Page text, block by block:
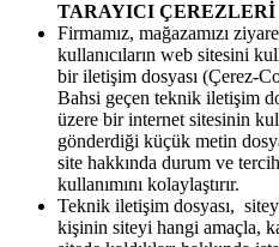
TARAYICI ÇEREZLERİ
Firmamız, mağazamızı
kullanıcıların web sitesini
bir iletişim dosyası (Çerez-
Bahsi geçen teknik iletişim
üzere bir internet sitesinin
gönderdiği küçük metin
site hakkında durum ve
kullanımını kolaylaştırır.
Teknik iletişim dosyası,
kişinin siteyi hangi amaçla,